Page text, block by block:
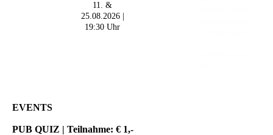
11. &
25.08.2026 |
19:30 Uhr
EVENTS
PUB QUIZ | Teilnahme: € 1,-